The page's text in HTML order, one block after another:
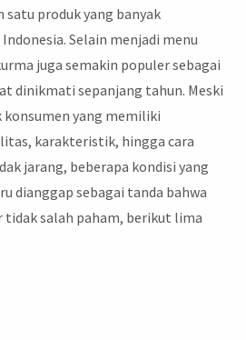
satu produk yang banyak
Selain menjadi menu
juga semakin populer sebagai
dinikmati sepanjang tahun. Meski
konsumen yang memiliki
karakteristik, hingga cara
jarang, beberapa kondisi yang
dianggap sebagai tanda bahwa
tidak salah paham, berikut lima